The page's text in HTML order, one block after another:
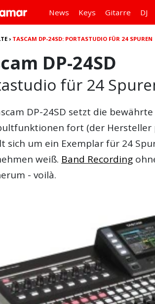
News Keys Gitarre DJ
› TASCAM DP-24SD: PORTASTUDIO FÜR 24 SPUREN
DP-24SD
für 24
DP-24SD setzt die
fort (der Hersteller
sich um ein Exemplar für 24
weiß. Band Recording
- voilà.